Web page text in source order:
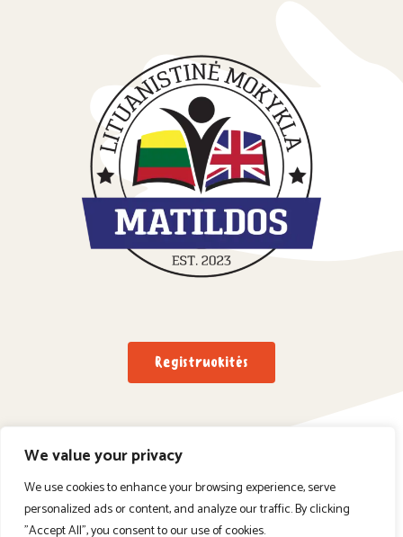
We value your privacy
We use cookies to enhance your browsing experience, serve
personalized ads or content, and analyze our traffic. By clicking
"Accept All", you consent to our use of cookies.
Registruokitės
2023©Visos teisės saugomos Matildos Lituanistinė
mokykla.